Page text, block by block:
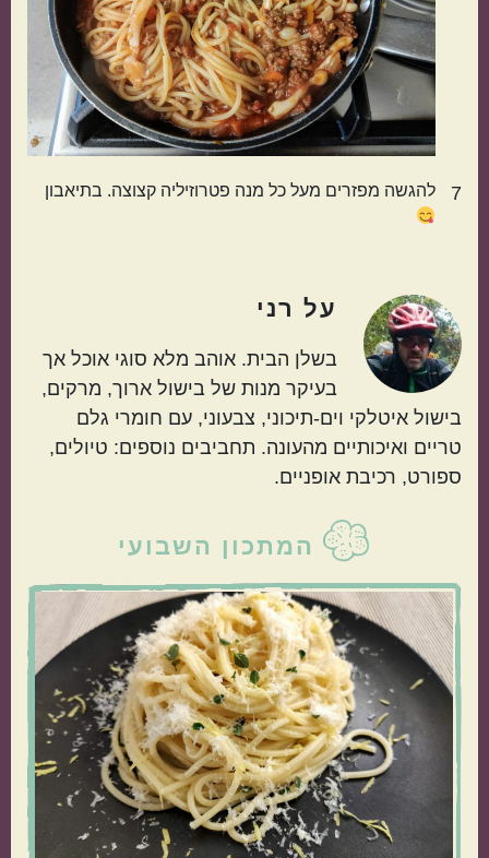
7 להגשה מפזרים מעל כל מנה פטרוזיליה קצוצה. בתיאבון
על רני
בשלן הבית. אוהב מלא סוגי אוכל אך
בעיקר מנות של בישול ארוך, מרקים,
בישול איטלקי וים-תיכוני, צבעוני, עם חומרי גלם
טריים ואיכותיים מהעונה. תחביבים נוספים: טיולים,
ספורט, רכיבת אופניים.
צדדי
ראשי
המתכון השבועי
הכול בסיר אחד מתאימות כמתנה